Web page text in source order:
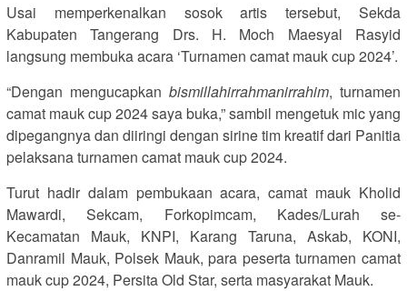
Usai memperkenalkan sosok artis tersebut, Sekda
Kabupaten Tangerang Drs. H. Moch Maesyal Rasyid
langsung membuka acara ‘Turnamen camat mauk cup 2024’.
“Dengan mengucapkan bismillahirrahmanirrahim, turnamen
camat mauk cup 2024 saya buka,” sambil mengetuk mic yang
dipegangnya dan diiringi dengan sirine tim kreatif dari Panitia
pelaksana turnamen camat mauk cup 2024.
Turut hadir dalam pembukaan acara, camat mauk Kholid
Mawardi, Sekcam, Forkopimcam, Kades/Lurah se-
Kecamatan Mauk, KNPI, Karang Taruna, Askab, KONI,
Danramil Mauk, Polsek Mauk, para peserta turnamen camat
mauk cup 2024, Persita Old Star, serta masyarakat Mauk.